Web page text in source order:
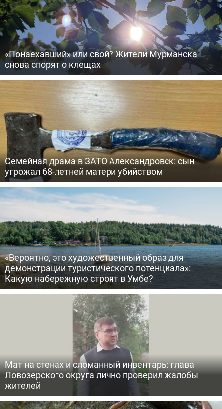
«Понаехавший» или свой? Жители Мурманска
снова спорят о клещах
Семейная драма в ЗАТО Александровск: сын
угрожал 68-летней матери убийством
«Вероятно, это художественный образ для
демонстрации туристического потенциала»:
Какую набережную строят в Умбе?
Мат на стенах и сломанный инвентарь: глава
Ловозерского округа лично проверил жалобы
жителей